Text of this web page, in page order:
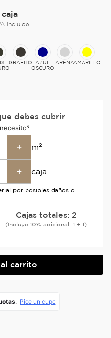
caja
incluido
GRAFITO
AZUL
OSCURO
ARENAAMARILLO
debes cubrir
+ m²
+ caja
por posibles daños o
Cajas totales: 2
(Incluye 10% adicional: 1 + 1)
carrito